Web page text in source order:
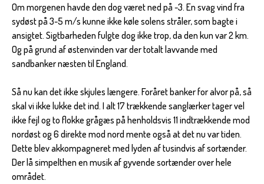
Om morgenen havde den dog været ned på -3. En svag vind fra
sydøst på 3-5 m/s kunne ikke køle solens stråler, som bagte i
ansigtet. Sigtbarheden fulgte dog ikke trop, da den kun var 2 km.
Og på grund af østenvinden var der totalt lavvande med
sandbanker næsten til England.
Så nu kan det ikke skjules længere. Foråret banker for alvor på, så
skal vi ikke lukke det ind. I alt 17 trækkende sanglærker tager vel
ikke fejl og to flokke grågæs på henholdsvis 11 indtrækkende mod
nordøst og 6 direkte mod nord mente også at det nu var tiden.
Dette blev akkompagneret med lyden af tusindvis af sortænder.
Der lå simpelthen en musik af gyvende sortænder over hele
området.